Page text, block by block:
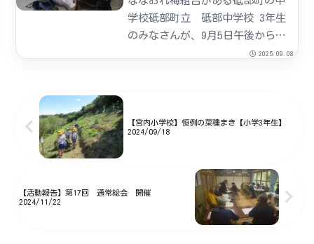
と...
学校砥部町立 砥部中学校 3年生
のみなさんが、9月5日午後からい
らっしゃいました。「砥部を『発
発信をするという活動を総合...
2025.09.08
【宮内小学校】恒例の菜種まき【小学3年生】
2024/09/18
【活動報告】第17回 通常総会 開催
2024/11/22